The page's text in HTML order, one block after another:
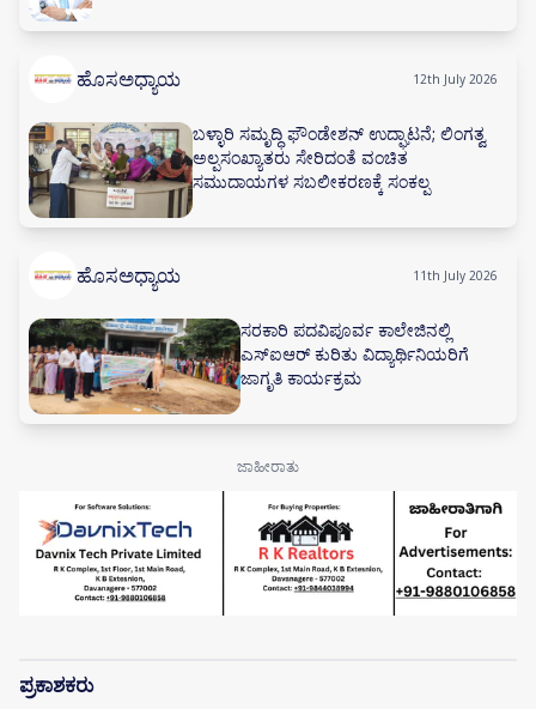
ಹೊಸಅಧ್ಯಾಯ 12th July 2026
ಬಳ್ಳಾರಿ ಸಮೃದ್ಧಿ ಫೌಂಡೇಶನ್ ಉದ್ಘಾಟನೆ; ಲಿಂಗತ್ವ
ಅಲ್ಪಸಂಖ್ಯಾತರು ಸೇರಿದಂತೆ ವಂಚಿತ
ಸಮುದಾಯಗಳ ಸಬಲೀಕರಣಕ್ಕೆ ಸಂಕಲ್ಪ
ಹೊಸಅಧ್ಯಾಯ 11th July 2026
ಸರಕಾರಿ ಪದವಿಪೂರ್ವ ಕಾಲೇಜಿನಲ್ಲಿ
ಎಸ್‌ಐಆರ್ ಕುರಿತು ವಿದ್ಯಾರ್ಥಿನಿಯರಿಗೆ
ಜಾಗೃತಿ ಕಾರ್ಯಕ್ರಮ
ಪ್ರಕಾಶಕರು